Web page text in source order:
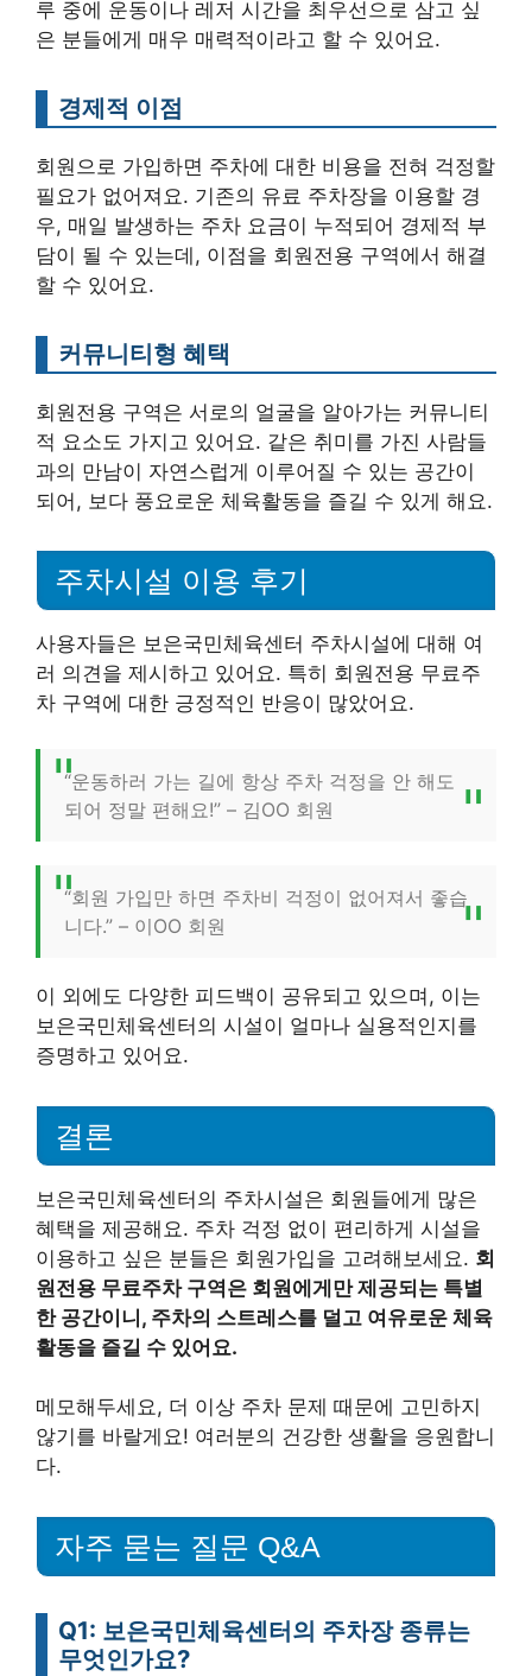
루 중에 운동이나 레저 시간을 최우선으로 삼고 싶
은 분들에게 매우 매력적이라고 할 수 있어요.
경제적 이점
회원으로 가입하면 주차에 대한 비용을 전혀 걱정할
필요가 없어져요. 기존의 유료 주차장을 이용할 경
우, 매일 발생하는 주차 요금이 누적되어 경제적 부
담이 될 수 있는데, 이점을 회원전용 구역에서 해결
할 수 있어요.
커뮤니티형 혜택
회원전용 구역은 서로의 얼굴을 알아가는 커뮤니티
적 요소도 가지고 있어요. 같은 취미를 가진 사람들
과의 만남이 자연스럽게 이루어질 수 있는 공간이
되어, 보다 풍요로운 체육활동을 즐길 수 있게 해요.
주차시설 이용 후기
사용자들은 보은국민체육센터 주차시설에 대해 여
러 의견을 제시하고 있어요. 특히 회원전용 무료주
차 구역에 대한 긍정적인 반응이 많았어요.
“운동하러 가는 길에 항상 주차 걱정을 안 해도
되어 정말 편해요!” – 김OO 회원
“회원 가입만 하면 주차비 걱정이 없어져서 좋습
니다.” – 이OO 회원
이 외에도 다양한 피드백이 공유되고 있으며, 이는
보은국민체육센터의 시설이 얼마나 실용적인지를
증명하고 있어요.
결론
보은국민체육센터의 주차시설은 회원들에게 많은
혜택을 제공해요. 주차 걱정 없이 편리하게 시설을
이용하고 싶은 분들은 회원가입을 고려해보세요. 회
원전용 무료주차 구역은 회원에게만 제공되는 특별
한 공간이니, 주차의 스트레스를 덜고 여유로운 체육
활동을 즐길 수 있어요.
메모해두세요, 더 이상 주차 문제 때문에 고민하지
않기를 바랄게요! 여러분의 건강한 생활을 응원합니
다.
자주 묻는 질문 Q&A
Q1: 보은국민체육센터의 주차장 종류는
무엇인가요?